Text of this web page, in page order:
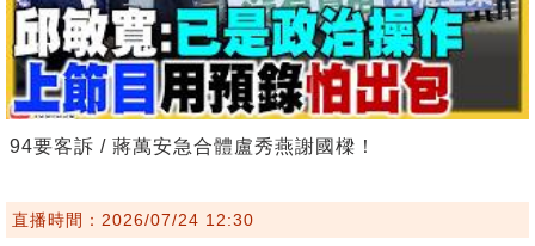
94要客訴 / 蔣萬安急合體盧秀燕謝國樑！
直播時間：2026/07/24 12:30